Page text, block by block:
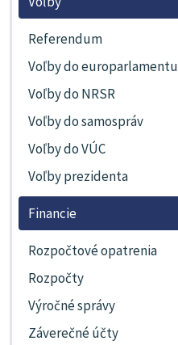
Referendum
Voľby do europarlamentu
Voľby do NRSR
Voľby do samospráv
Voľby do VÚC
Voľby prezidenta
Financie
Rozpočtové opatrenia
Rozpočty
Výročné správy
Záverečné účty